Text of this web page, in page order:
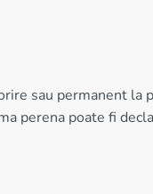
sau permanent la
perena poate fi